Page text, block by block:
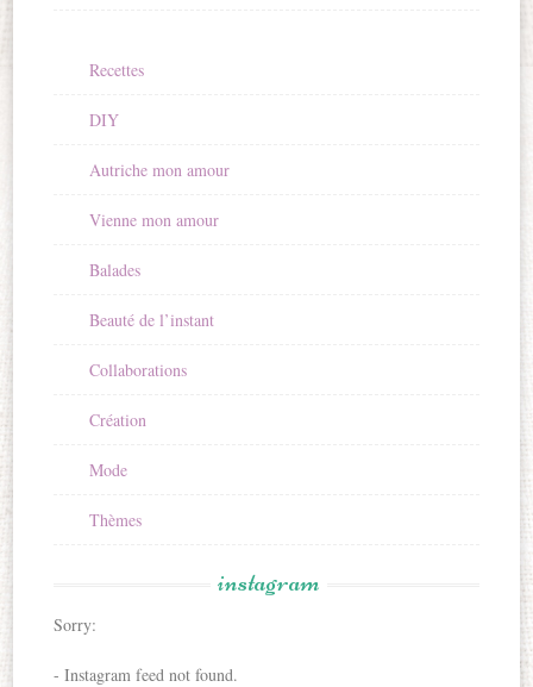
Recettes
DIY
Autriche mon amour
Vienne mon amour
Balades
Beauté de l’instant
Collaborations
Création
Mode
Thèmes
instagram
Sorry:
- Instagram feed not found.